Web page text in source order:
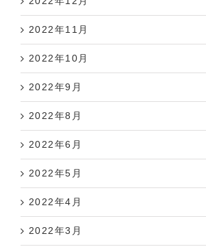
2022年11月
2022年10月
2022年9月
2022年8月
2022年6月
2022年5月
2022年4月
2022年3月